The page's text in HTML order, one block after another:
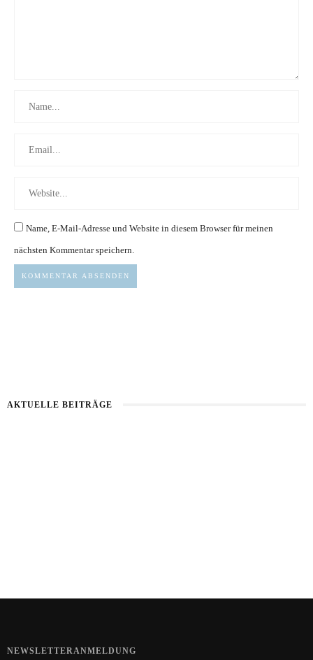
Name, E-Mail-Adresse und Website in diesem Browser für meinen
nächsten Kommentar speichern.
AKTUELLE BEITRÄGE
NEWSLETTERANMELDUNG